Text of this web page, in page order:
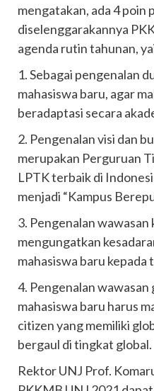
mengatakan, ada 4 poin
diselenggarakannya
agenda rutin tahunan,
1. Sebagai pengenalan
mahasiswa baru, agar
beradaptasi secara
2. Pengenalan visi dan
merupakan Perguruan
LPTK terbaik di
menjadi “Kampus
3. Pengenalan
mengungatkan
mahasiswa baru kepada
4. Pengenalan wawasan
mahasiswa baru harus
citizen yang memiliki
bergaul di tingkat global.
Rektor UNJ Prof.